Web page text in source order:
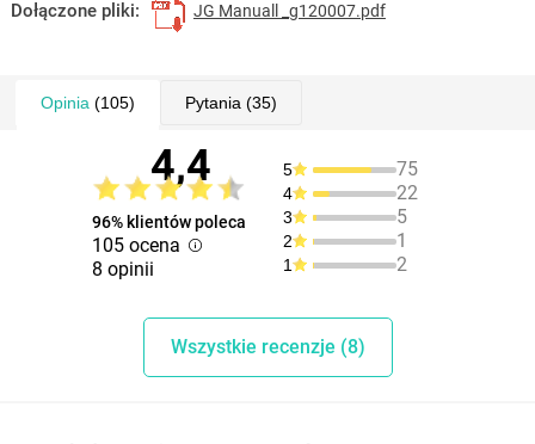
Dołączone pliki: JG Manuall _g120007.pdf
Opinia (105) Pytania (35)
4,4
96% klientów poleca
105 ocena
8 opinii
5 75
4 22
3 5
2 1
1 2
Wszystkie recenzje (8)